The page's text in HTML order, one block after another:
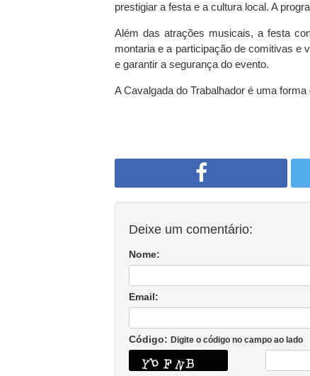
prestigiar a festa e a cultura local. A
Além das atrações musicais, a festa
montaria e a participação de comitivas e
e garantir a segurança do evento.
A Cavalgada do Trabalhador é uma
Deixe um comentário:
Nome:
Email:
Código: Digite o código no campo ao lado